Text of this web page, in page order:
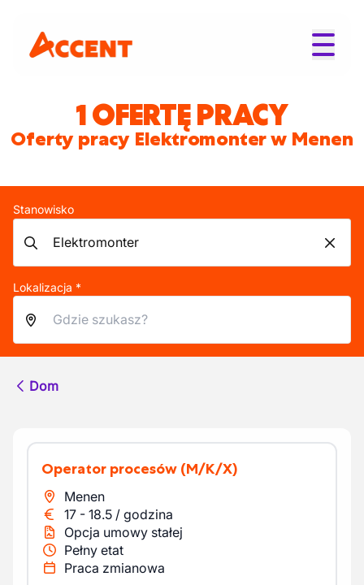
1 OFERTĘ PRACY
Oferty pracy Elektromonter w Menen
Stanowisko
Lokalizacja *
Dom
Operator procesów (M/K/X)
Menen
17 - 18.5 / godzina
Opcja umowy stałej
Pełny etat
Praca zmianowa